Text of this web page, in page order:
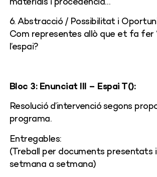
6. Abstracció / Possibilitat i
Com representes allò que et fa fer
l’espai?
Bloc 3: Enunciat III – Espai T():
Resolució d’intervenció segons
programa.
Entregables:
(Treball per documents presentats
setmana a setmana)